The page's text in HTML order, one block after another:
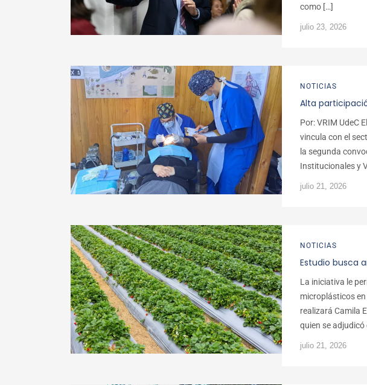
como […]
julio 23, 2026
NOTICIAS
Alta
Por: VRIM UdeC
vincula con el
la segunda
Institucionales y
julio 21, 2026
NOTICIAS
Estudio busca
La iniciativa le
microplásticos
realizará Camila
quien se
julio 21, 2026